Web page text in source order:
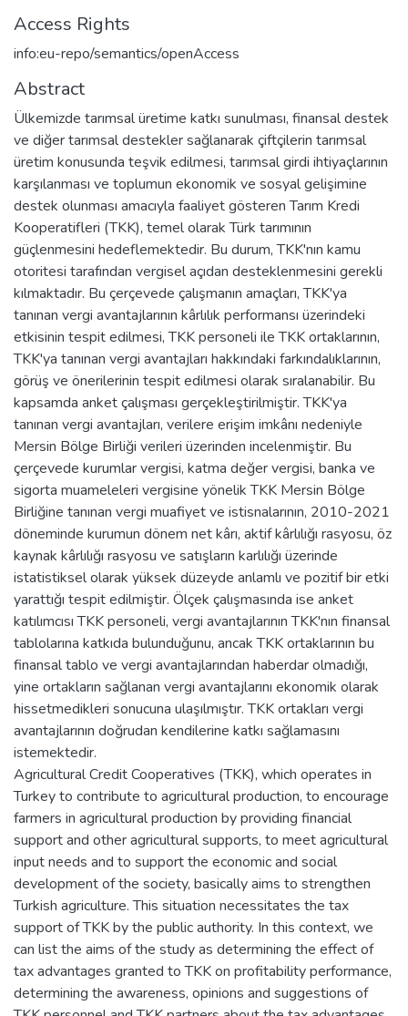
Access Rights
info:eu-repo/semantics/openAccess
Abstract
Ülkemizde tarımsal üretime katkı sunulması, finansal destek
ve diğer tarımsal destekler sağlanarak çiftçilerin tarımsal
üretim konusunda teşvik edilmesi, tarımsal girdi ihtiyaçlarının
karşılanması ve toplumun ekonomik ve sosyal gelişimine
destek olunması amacıyla faaliyet gösteren Tarım Kredi
Kooperatifleri (TKK), temel olarak Türk tarımının
güçlenmesini hedeflemektedir. Bu durum, TKK'nın kamu
otoritesi tarafından vergisel açıdan desteklenmesini gerekli
kılmaktadır. Bu çerçevede çalışmanın amaçları, TKK'ya
tanınan vergi avantajlarının kârlılık performansı üzerindeki
etkisinin tespit edilmesi, TKK personeli ile TKK ortaklarının,
TKK'ya tanınan vergi avantajları hakkındaki farkındalıklarının,
görüş ve önerilerinin tespit edilmesi olarak sıralanabilir. Bu
kapsamda anket çalışması gerçekleştirilmiştir. TKK'ya
tanınan vergi avantajları, verilere erişim imkânı nedeniyle
Mersin Bölge Birliği verileri üzerinden incelenmiştir. Bu
çerçevede kurumlar vergisi, katma değer vergisi, banka ve
sigorta muameleleri vergisine yönelik TKK Mersin Bölge
Birliğine tanınan vergi muafiyet ve istisnalarının, 2010-2021
döneminde kurumun dönem net kârı, aktif kârlılığı rasyosu, öz
kaynak kârlılığı rasyosu ve satışların karlılığı üzerinde
istatistiksel olarak yüksek düzeyde anlamlı ve pozitif bir etki
yarattığı tespit edilmiştir. Ölçek çalışmasında ise anket
katılımcısı TKK personeli, vergi avantajlarının TKK'nın finansal
tablolarına katkıda bulunduğunu, ancak TKK ortaklarının bu
finansal tablo ve vergi avantajlarından haberdar olmadığı,
yine ortakların sağlanan vergi avantajlarını ekonomik olarak
hissetmedikleri sonucuna ulaşılmıştır. TKK ortakları vergi
avantajlarının doğrudan kendilerine katkı sağlamasını
istemektedir.
Agricultural Credit Cooperatives (TKK), which operates in
Turkey to contribute to agricultural production, to encourage
farmers in agricultural production by providing financial
support and other agricultural supports, to meet agricultural
input needs and to support the economic and social
development of the society, basically aims to strengthen
Turkish agriculture. This situation necessitates the tax
support of TKK by the public authority. In this context, we
can list the aims of the study as determining the effect of
tax advantages granted to TKK on profitability performance,
determining the awareness, opinions and suggestions of